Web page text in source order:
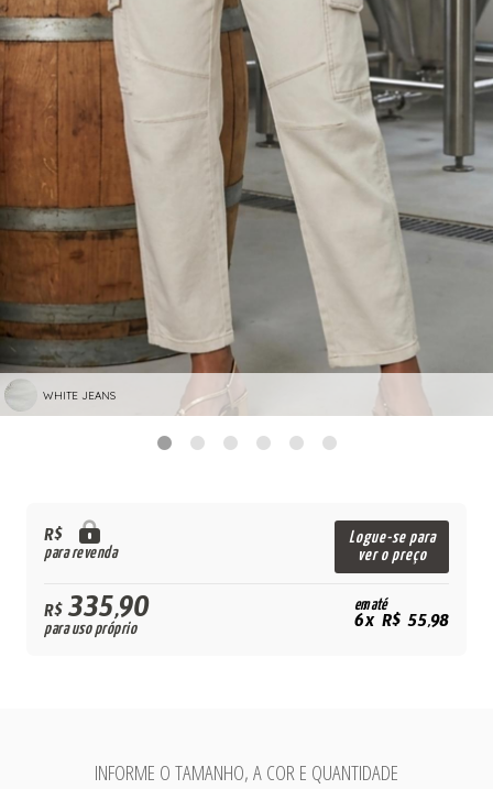
WHITE JEANS
R$
para revenda
Logue-se para
ver o preço
R$335,90
para uso próprio
em até
6x R$ 55,98
INFORME O TAMANHO, A COR E QUANTIDADE